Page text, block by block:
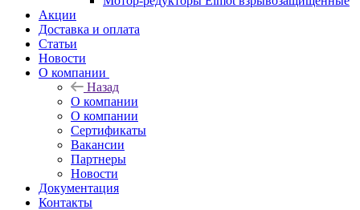
Акции
Доставка и оплата
Статьи
Новости
О компании
Назад
О компании
О компании
Сертификаты
Вакансии
Партнеры
Новости
Документация
Контакты